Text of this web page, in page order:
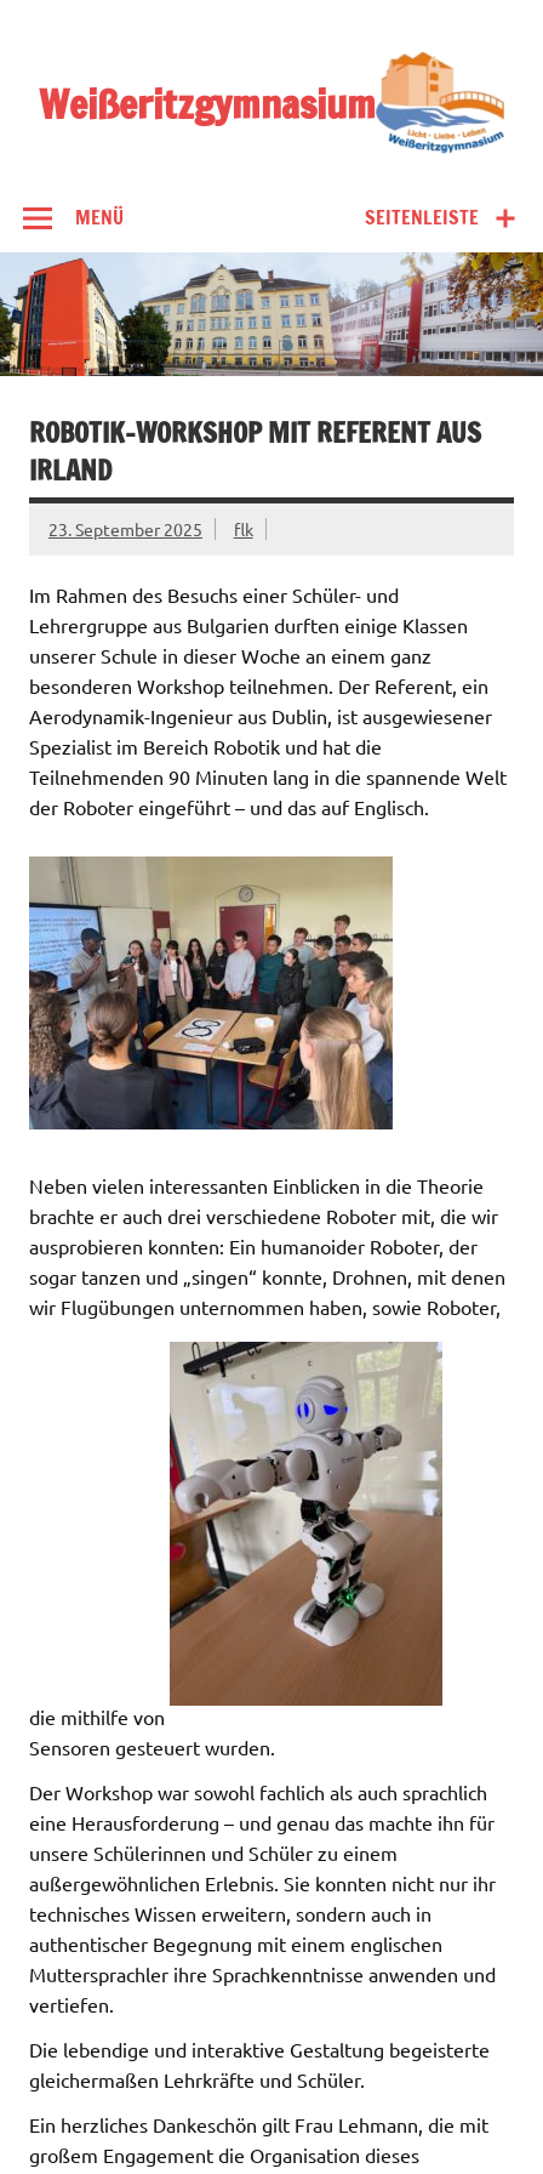
Weißeritzgymnasium
SEITENLEISTE
MENÜ
ROBOTIK-WORKSHOP MIT REFERENT AUS
IRLAND
23. September 2025 flk
Im Rahmen des Besuchs einer Schüler- und
Lehrergruppe aus Bulgarien durften einige Klassen
unserer Schule in dieser Woche an einem ganz
besonderen Workshop teilnehmen. Der Referent, ein
Aerodynamik-Ingenieur aus Dublin, ist ausgewiesener
Spezialist im Bereich Robotik und hat die
Teilnehmenden 90 Minuten lang in die spannende Welt
der Roboter eingeführt – und das auf Englisch.
Neben vielen interessanten Einblicken in die Theorie
brachte er auch drei verschiedene Roboter mit, die wir
ausprobieren konnten: Ein humanoider Roboter, der
sogar tanzen und „singen“ konnte, Drohnen, mit denen
wir Flugübungen unternommen haben, sowie Roboter,
die mithilfe von
Sensoren gesteuert wurden.
Der Workshop war sowohl fachlich als auch sprachlich
eine Herausforderung – und genau das machte ihn für
unsere Schülerinnen und Schüler zu einem
außergewöhnlichen Erlebnis. Sie konnten nicht nur ihr
technisches Wissen erweitern, sondern auch in
authentischer Begegnung mit einem englischen
Muttersprachler ihre Sprachkenntnisse anwenden und
vertiefen.
Die lebendige und interaktive Gestaltung begeisterte
gleichermaßen Lehrkräfte und Schüler.
Ein herzliches Dankeschön gilt Frau Lehmann, die mit
großem Engagement die Organisation dieses